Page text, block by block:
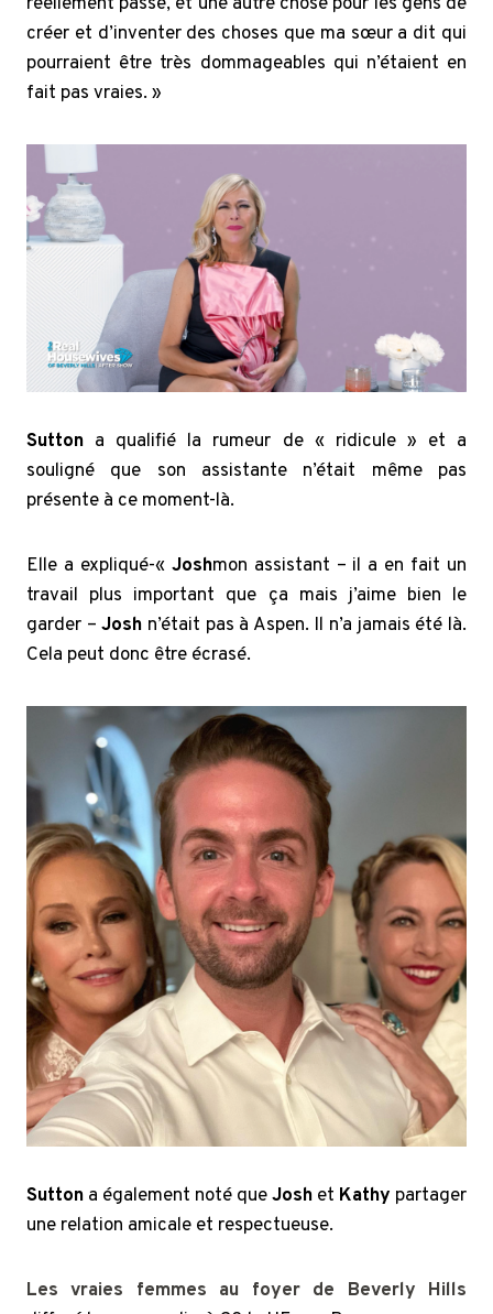
créer et d’inventer des choses que ma sœur a dit qui
pourraient être très dommageables qui n’étaient en
fait pas vraies. »
Sutton a qualifié la rumeur de « ridicule » et a
souligné que son assistante n’était même pas
présente à ce moment-là.
Elle a expliqué-« Joshmon assistant – il a en fait un
travail plus important que ça mais j’aime bien le
garder –Josh n’était pas à Aspen. Il n’a jamais été là.
Cela peut donc être écrasé.
Sutton a également noté queJosh et Kathy partager
une relation amicale et respectueuse.
Les vraies femmes au foyer de Beverly Hills